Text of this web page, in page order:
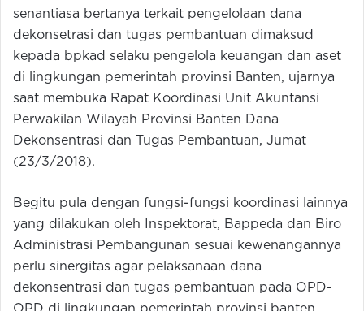
senantiasa bertanya terkait pengelolaan dana
dekonsetrasi dan tugas pembantuan dimaksud
kepada bpkad selaku pengelola keuangan dan aset
di lingkungan pemerintah provinsi Banten, ujarnya
saat membuka Rapat Koordinasi Unit Akuntansi
Perwakilan Wilayah Provinsi Banten Dana
Dekonsentrasi dan Tugas Pembantuan, Jumat
(23/3/2018).
Begitu pula dengan fungsi-fungsi koordinasi lainnya
yang dilakukan oleh Inspektorat, Bappeda dan Biro
Administrasi Pembangunan sesuai kewenangannya
perlu sinergitas agar pelaksanaan dana
dekonsentrasi dan tugas pembantuan pada OPD-